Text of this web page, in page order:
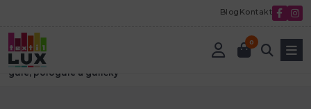
Blog Kontakt
0
Úvod
Polystyrénové polotovary
gule, pologule a guličky